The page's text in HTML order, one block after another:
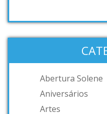
Abertura Solene
Aniversários
Artes